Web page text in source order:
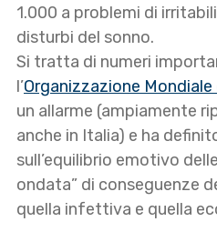
1.000 a problemi di
disturbi del sonno.
Si tratta di numeri
l’Organizzazione Mondiale
un allarme (ampiamente
anche in Italia) e ha
sull’equilibrio emotivo
ondata” di conseguenze
quella infettiva e quella